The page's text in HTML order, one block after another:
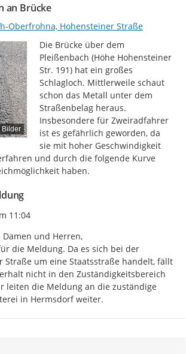
an Brücke
Oberfrohna, Hohensteiner Straße
Bilder
Die Brücke über dem
Pleißenbach (Höhe Hohensteiner
Str. 191) hat ein großes
Schlagloch. Mittlerweile schaut
schon das Metall unter dem
Straßenbelag heraus.
Insbesondere für Zweiradfahrer
ist es gefährlich geworden, da
sie mit hoher Geschwindigkeit
und durch die folgende Kurve
haben.
Erstellens
11:04
Damen und Herren,
die Meldung. Da es sich bei der
Straße um eine Staatsstraße handelt, fällt
nicht in den Zuständigkeitsbereich
leiten die Meldung an die zuständige
in Hermsdorf weiter.